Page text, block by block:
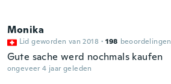
Monika
Lid geworden van 2018 · 198 beoordelingen
Gute sache werd nochmals kaufen
ongeveer 4 jaar geleden